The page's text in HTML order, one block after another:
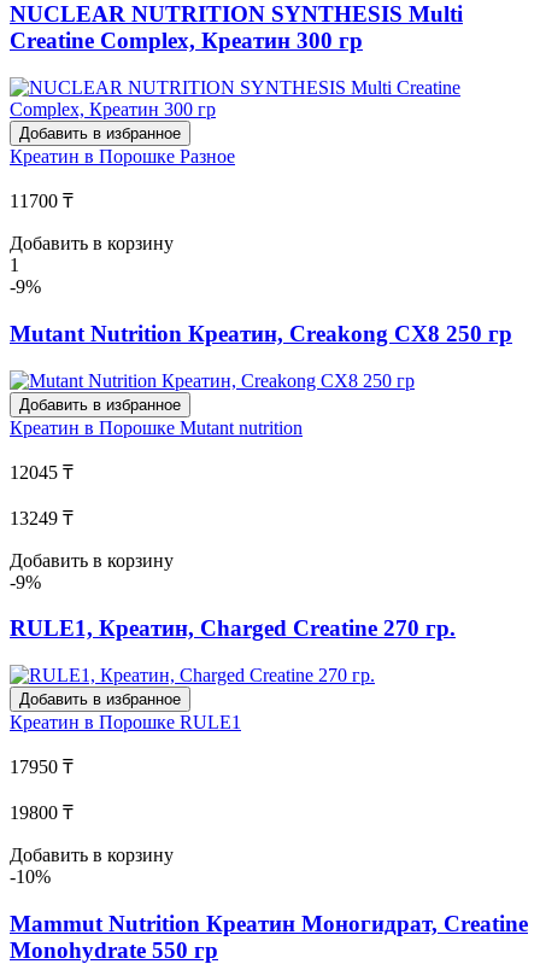
NUCLEAR NUTRITION SYNTHESIS Multi
Creatine Complex, Креатин 300 гр
Добавить в избранное
Креатин в Порошке Разное
11700 ₸
Добавить в корзину
1
-9%
Mutant Nutrition Креатин, Creakong CX8 250 гр
Добавить в избранное
Креатин в Порошке Mutant nutrition
12045 ₸
13249 ₸
Добавить в корзину
-9%
RULE1, Креатин, Charged Creatine 270 гр.
Добавить в избранное
Креатин в Порошке RULE1
17950 ₸
19800 ₸
Добавить в корзину
-10%
Mammut Nutrition Креатин Моногидрат, Creatine
Monohydrate 550 гр